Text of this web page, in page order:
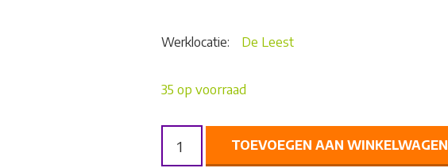
Werklocatie: De Leest
35 op voorraad
GROOT
TOEVOEGEN AAN WINKELWAGEN